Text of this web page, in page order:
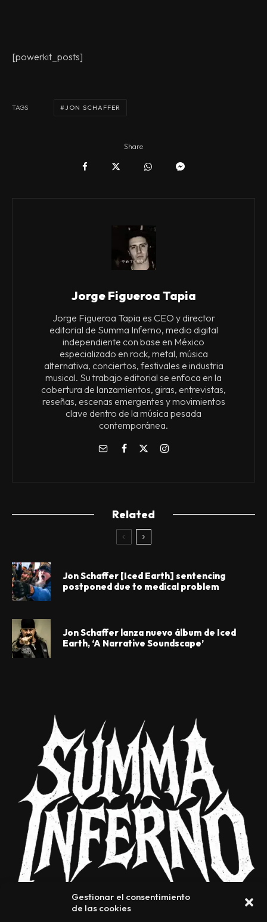
Gestionar el consentimiento
de las cookies
[powerkit_posts]
TAGS JON SCHAFFER
Share
Jorge Figueroa Tapia
Jorge Figueroa Tapia es CEO y director
editorial de Summa Inferno, medio digital
independiente con base en México
especializado en rock, metal, música
alternativa, conciertos, festivales e industria
musical. Su trabajo editorial se enfoca en la
cobertura de lanzamientos, giras, entrevistas,
reseñas, escenas emergentes y movimientos
clave dentro de la música pesada
contemporánea.
Related
Jon Schaffer [Iced Earth] sentencing
postponed due to medical problem
Jon Schaffer lanza nuevo álbum de Iced
Earth, ‘A Narrative Soundscape’